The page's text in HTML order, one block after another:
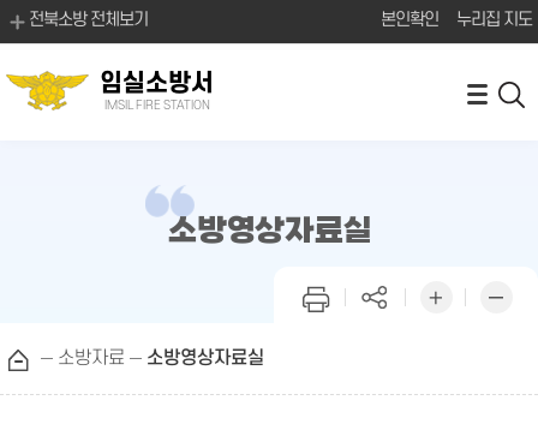
전북소방 전체보기 본인확인 누리집 지도
임실소방서
IMSIL FIRE STATION
소방영상자료실
소방자료 소방영상자료실